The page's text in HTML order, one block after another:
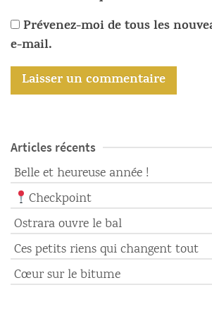
Prévenez-moi de tous les
e-mail.
Articles récents
Belle et heureuse année !
Checkpoint
Ostrara ouvre le bal
Ces petits riens qui changent tout
Cœur sur le bitume